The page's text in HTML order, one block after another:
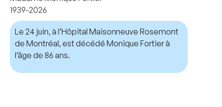
1939-2026
Le 24 juin, à l’Hôpital Maisonneuve Rosemont
de Montréal, est décédé Monique Fortier à
l’âge de 86 ans.